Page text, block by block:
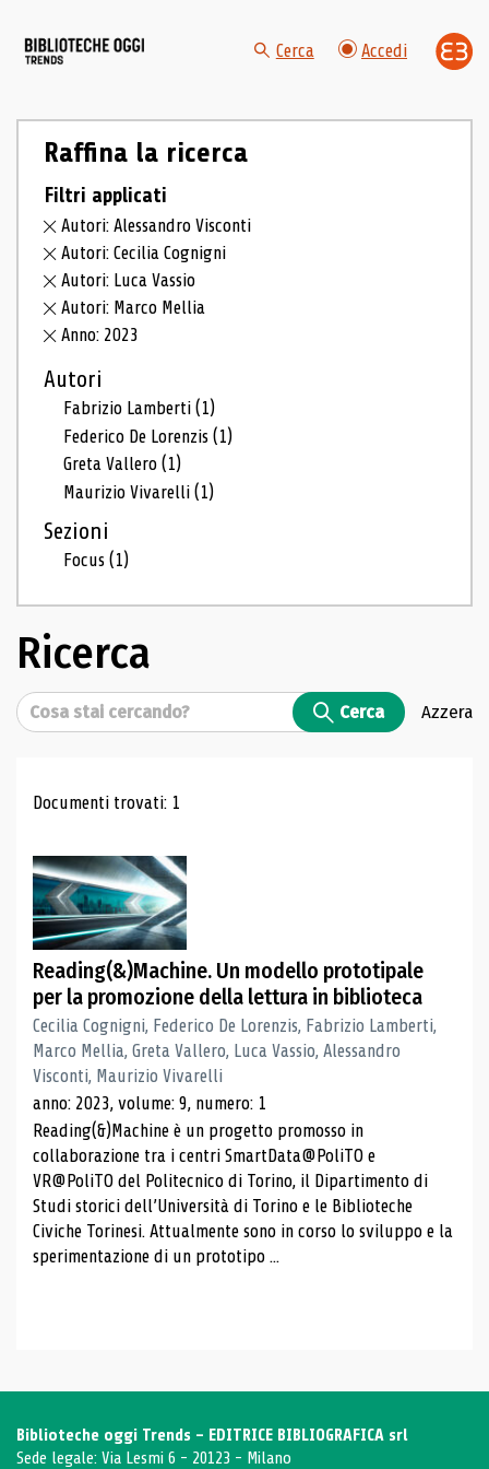
Cerca Accedi
Raffina la ricerca
Filtri applicati
Autori: Alessandro Visconti
Autori: Cecilia Cognigni
Autori: Luca Vassio
Autori: Marco Mellia
Anno: 2023
Autori
Fabrizio Lamberti(1)
Federico De Lorenzis(1)
Greta Vallero(1)
Maurizio Vivarelli(1)
Sezioni
Focus(1)
Ricerca
Cerca Cerca Azzera
Risultati di ricerca
Documenti trovati: 1
Reading(&)Machine. Un modello prototipale
per la promozione della lettura in biblioteca
Cecilia Cognigni, Federico De Lorenzis, Fabrizio Lamberti,
Marco Mellia, Greta Vallero, Luca Vassio, Alessandro
Visconti, Maurizio Vivarelli
anno: 2023, volume: 9, numero: 1
Reading(&)Machine è un progetto promosso in
collaborazione tra i centri SmartData@PoliTO e
VR@PoliTO del Politecnico di Torino, il Dipartimento di
Studi storici dell’Università di Torino e le Biblioteche
Civiche Torinesi. Attualmente sono in corso lo sviluppo e la
sperimentazione di un prototipo ...
Biblioteche oggi Trends - EDITRICE BIBLIOGRAFICA srl
Sede legale: Via Lesmi 6 - 20123 - Milano